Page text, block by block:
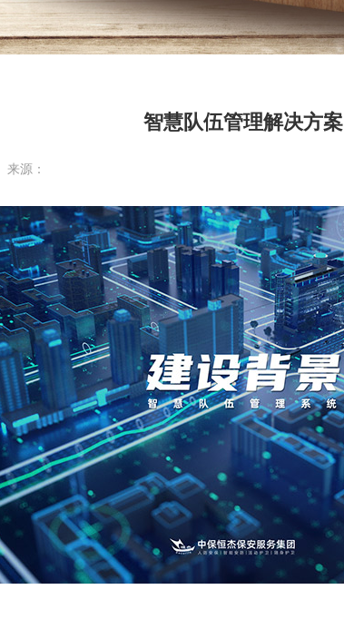
智慧队伍管理解决方案
来源：